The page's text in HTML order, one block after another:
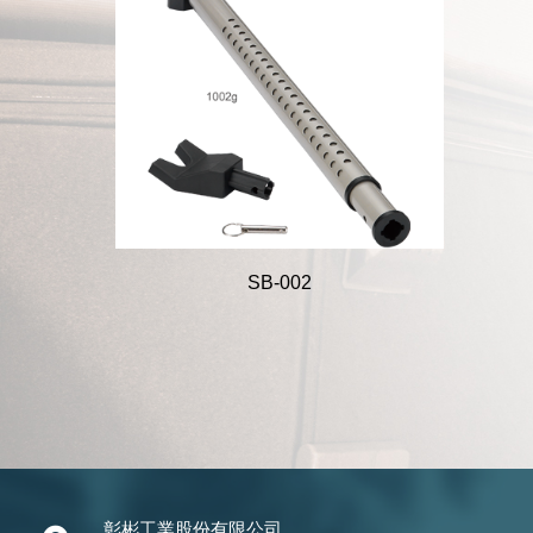
SB-002
彰彬工業股份有限公司